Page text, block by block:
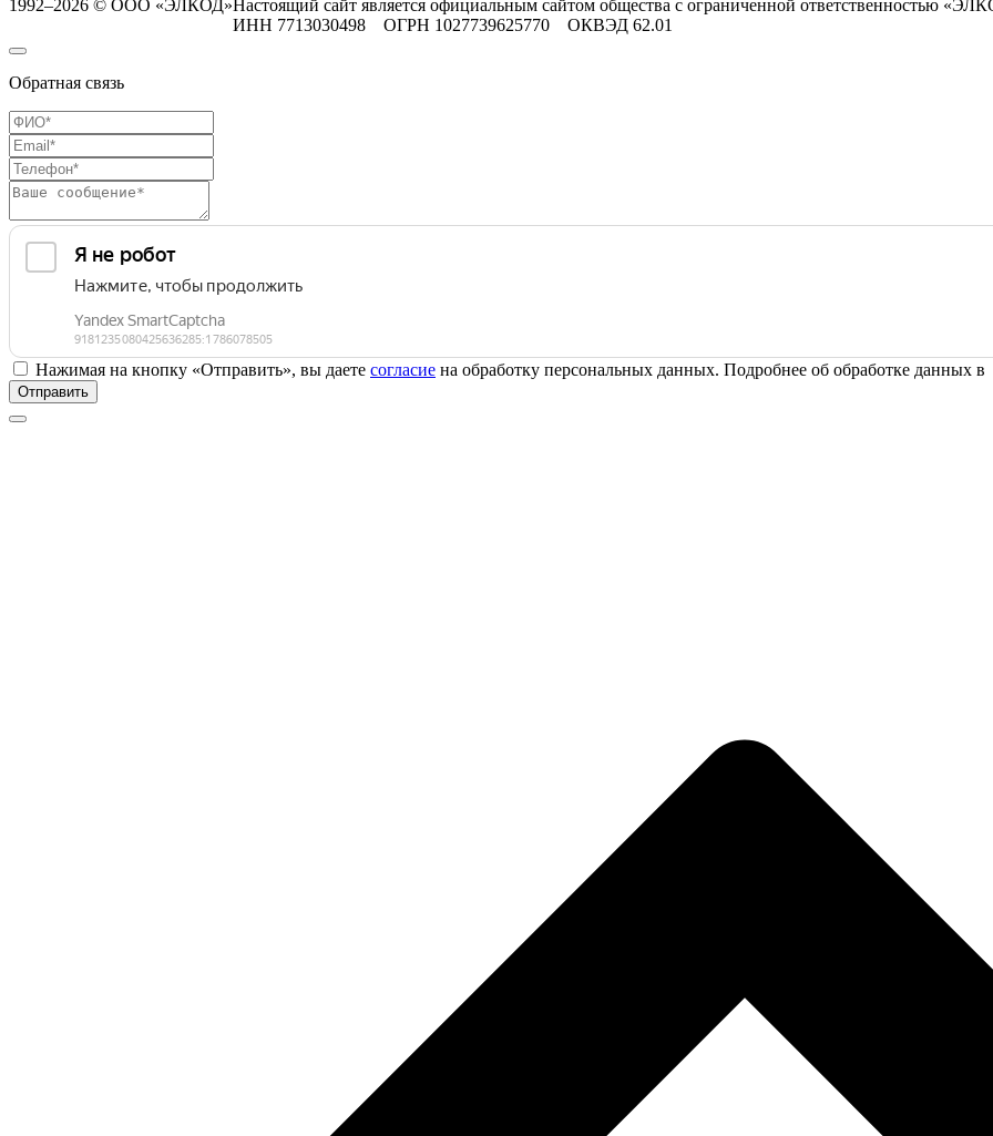
1992–2026 © ООО «ЭЛКОД»Настоящий сайт является официальным сайтом общества с ограниченной ответственностью
ИНН 7713030498 ОГРН 1027739625770 ОКВЭД 62.01
Обратная связь
Нажимая на кнопку «Отправить», вы даете согласие на обработку персональных данных. Подробнее об обработке данных в
Отправить